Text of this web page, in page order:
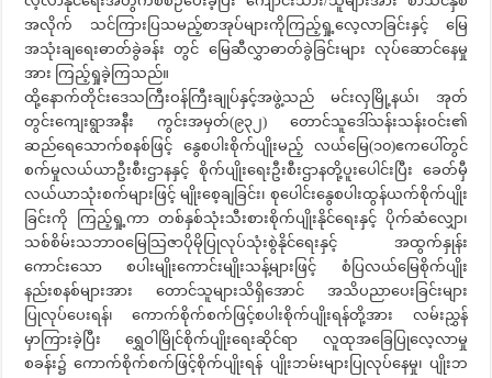
အလိုက် သင်ကြားပြသမည့်စာအုပ်များကိုကြည့်ရှု့လေ့လာခြင်းနှင့် မြေ
အသုံးချရေးဓာတ်ခွဲခန်း တွင် မြေဆီလွှာဓာတ်ခွဲခြင်းများ လုပ်ဆောင်နေမှု
အား ကြည့်ရှုခဲ့ကြသည်။
ထို့နောက်တိုင်းဒေသကြီးဝန်ကြီးချုပ်နှင့်အဖွဲ့သည် မင်းလှမြို့နယ်၊ အုတ်
တွင်းကျေးရွာအနီး ကွင်းအမှတ်(၉၃၂) တောင်သူဒေါ်သန်းသန်းဝင်း၏
ဆည်ရေသောက်စနစ်ဖြင့် နွေစပါးစိုက်ပျိုးမည့် လယ်မြေ(၁၀)ဧကပေါ်တွင်
စက်မှုလယ်ယာဦးစီးဌာနနှင့် စိုက်ပျိုးရေးဦးစီးဌာနတို့ပူးပေါင်းပြီး ခေတ်မှီ
လယ်ယာသုံးစက်များဖြင့် မျိုးစေ့ချခြင်း၊ စုပေါင်းနွေစပါးထွန်ယက်စိုက်ပျိုး
ခြင်းကို ကြည့်ရှု့ကာ တစ်နှစ်သုံးသီးစားစိုက်ပျိုးနိုင်ရေးနှင့် ပိုက်ဆံလျှော၊
သစ်စိမ်းသဘာဝမြေသြဇာပိုမိုပြုလုပ်သုံးစွဲနိုင်‌ရေးနှင့် အထွက်နှုန်း
ကောင်း‌သော စပါးမျိုးကောင်းမျိုးသန့်များဖြင့် စံပြလယ်မြေစိုက်ပျိုး
နည်းစနစ်များအား တောင်သူများသိရှိအောင် အသိပညာပေးခြင်းများ
ပြုလုပ်ပေးရန်၊ ကောက်စိုက်စက်ဖြင့်စပါးစိုက်ပျိုးရန်တို့အား လမ်းညွှန်
မှာကြားခဲ့ပြီး ရွှေဝါမြိုင်စိုက်ပျိုးရေးဆိုင်ရာ လူထုအခြေပြုလေ့လာမှု
စခန်း၌ ကောက်စိုက်စက်ဖြင့်စိုက်ပျိုးရန် ပျိုးဘမ်းများပြုလုပ်နေမှု၊ ပျိုးဘ